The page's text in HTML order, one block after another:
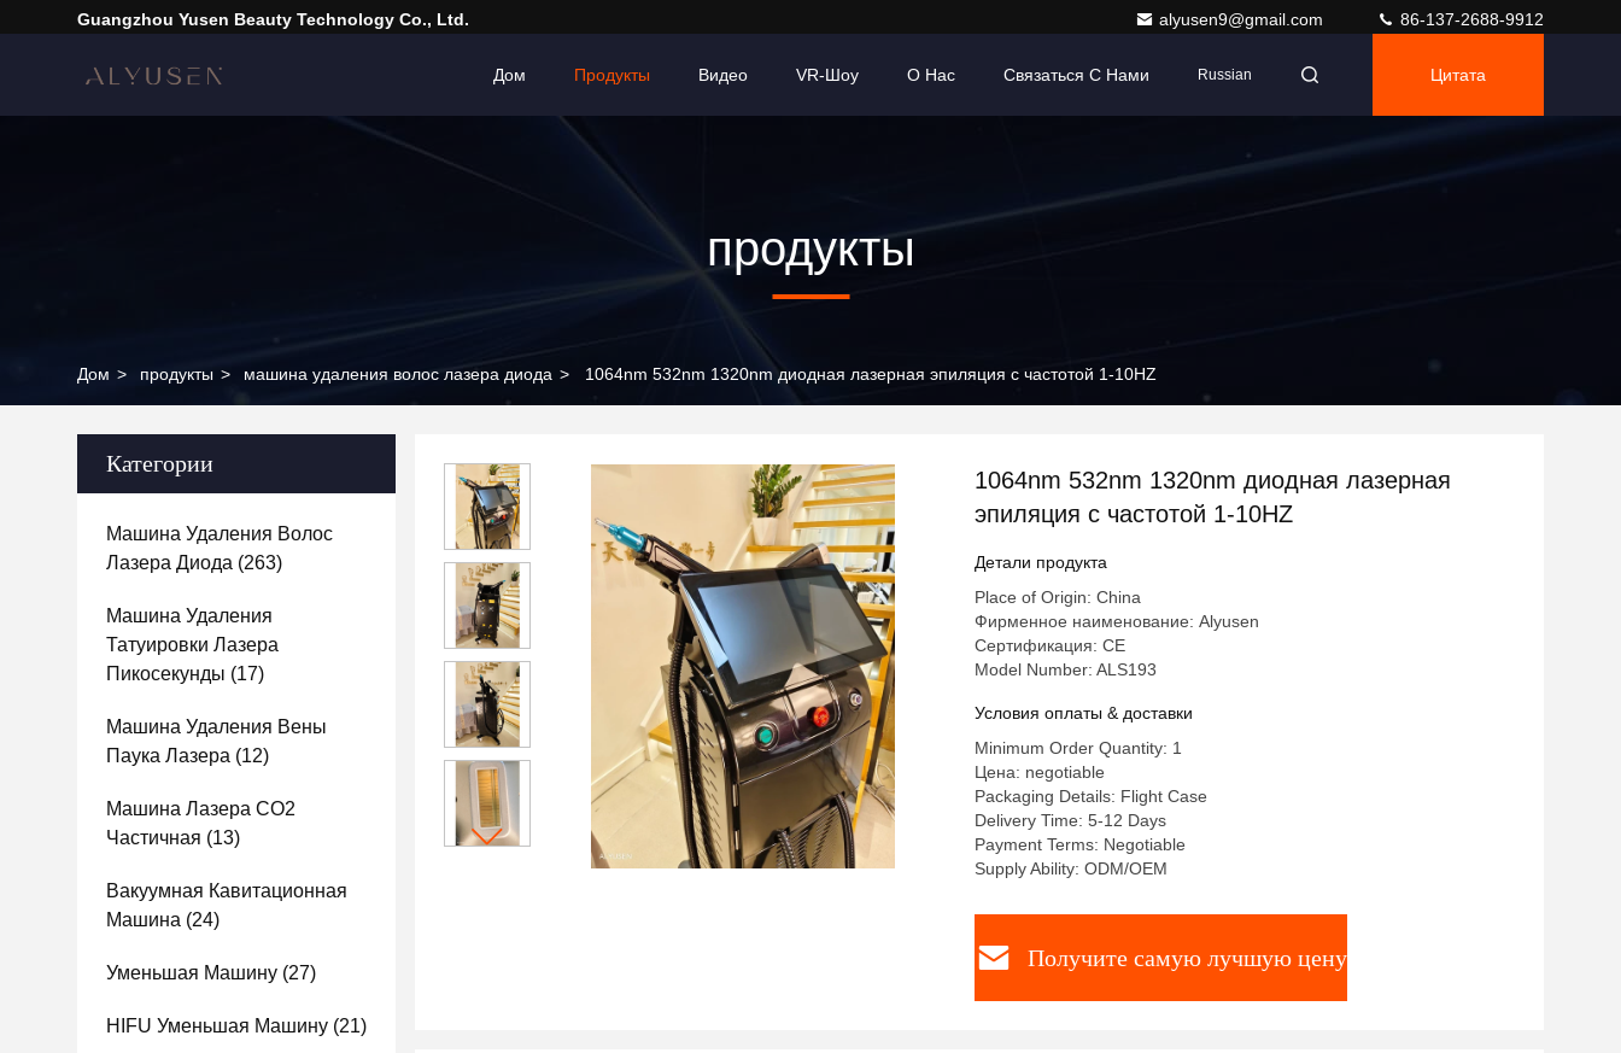
Guangzhou Yusen Beauty Technology Co., Ltd. alyusen9@gmail.com 86-137-2688-9912
Дом Продукты Видео VR-Шоу О Нас Связаться С Нами Russian Цитата
продукты
Дом > продукты > машина удаления волос лазера диода > 1064nm 532nm 1320nm диодная лазерная эпиляция с частотой 1-10HZ
Категории
Машина Удаления Волос
Лазера Диода (263)
Машина Удаления
Татуировки Лазера
Пикосекунды (17)
Машина Удаления Вены
Паука Лазера (12)
Машина Лазера СО2
Частичная (13)
Вакуумная Кавитационная
Машина (24)
Уменьшая Машину (27)
HIFU Уменьшая Машину (21)
1064nm 532nm 1320nm диодная лазерная
эпиляция с частотой 1-10HZ
Детали продукта
Place of Origin: China
Фирменное наименование: Alyusen
Сертификация: CE
Model Number: ALS193
Условия оплаты & доставки
Minimum Order Quantity: 1
Цена: negotiable
Packaging Details: Flight Case
Delivery Time: 5-12 Days
Payment Terms: Negotiable
Supply Ability: ODM/OEM
Получите самую лучшую цену